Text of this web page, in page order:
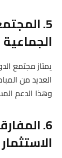
5.
الجماعية
يمتاز مجتمع
العديد من
وهذا الدعم
6.
الاستثمار